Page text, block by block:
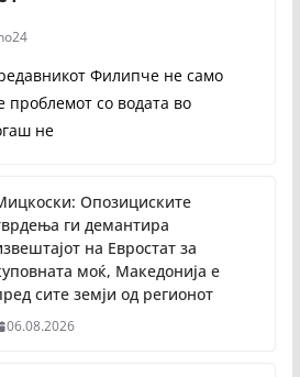
Филипче не само
со водата во
не
Опозициските
ги демантира
на Евростат за
моќ, Македонија е
сите земји од регионот
06.08.2026